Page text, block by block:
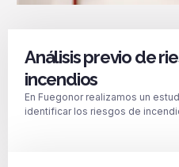
Análisis previo de
incendios
En Fuegonor realizamos un
identificar los riesgos de